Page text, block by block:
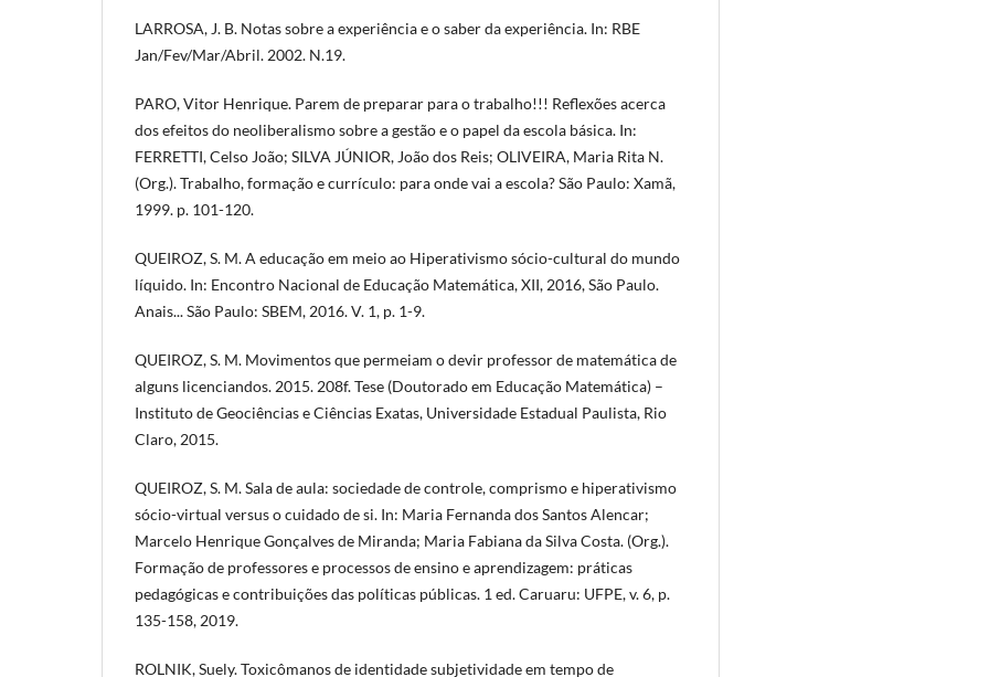
LARROSA, J. B. Notas sobre a experiência e o saber da experiência. In: RBE
Jan/Fev/Mar/Abril. 2002. N.19.
PARO, Vitor Henrique. Parem de preparar para o trabalho!!! Reflexões acerca
dos efeitos do neoliberalismo sobre a gestão e o papel da escola básica. In:
FERRETTI, Celso João; SILVA JÚNIOR, João dos Reis; OLIVEIRA, Maria Rita N.
(Org.). Trabalho, formação e currículo: para onde vai a escola? São Paulo: Xamã,
1999. p. 101-120.
QUEIROZ, S. M. A educação em meio ao Hiperativismo sócio-cultural do mundo
líquido. In: Encontro Nacional de Educação Matemática, XII, 2016, São Paulo.
Anais... São Paulo: SBEM, 2016. V. 1, p. 1-9.
QUEIROZ, S. M. Movimentos que permeiam o devir professor de matemática de
alguns licenciandos. 2015. 208f. Tese (Doutorado em Educação Matemática) –
Instituto de Geociências e Ciências Exatas, Universidade Estadual Paulista, Rio
Claro, 2015.
QUEIROZ, S. M. Sala de aula: sociedade de controle, comprismo e hiperativismo
sócio-virtual versus o cuidado de si. In: Maria Fernanda dos Santos Alencar;
Marcelo Henrique Gonçalves de Miranda; Maria Fabiana da Silva Costa. (Org.).
Formação de professores e processos de ensino e aprendizagem: práticas
pedagógicas e contribuições das políticas públicas. 1 ed. Caruaru: UFPE, v. 6, p.
135-158, 2019.
ROLNIK, Suely. Toxicômanos de identidade subjetividade em tempo de